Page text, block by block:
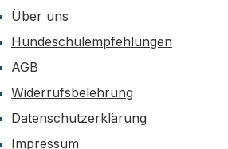
Über uns
Hundeschulempfehlungen
AGB
Widerrufsbelehrung
Datenschutzerklärung
Impressum